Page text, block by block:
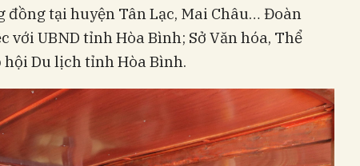
tại huyện Tân Lạc, Mai Châu… Đoàn
với UBND tỉnh Hòa Bình; Sở Văn hóa, Thể
Du lịch tỉnh Hòa Bình.